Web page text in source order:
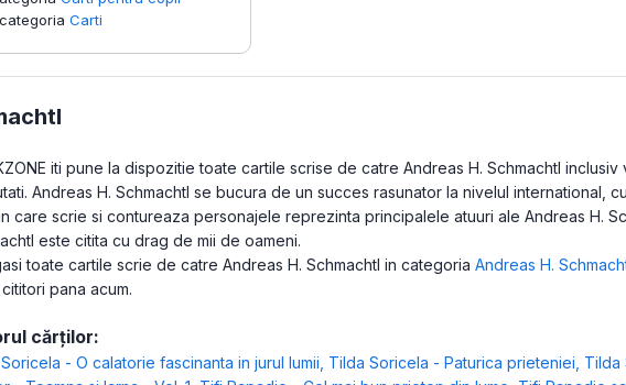
Carti
iti pune la dispozitie toate cartile scrise de catre Andreas H. Schmachtl
Andreas H. Schmachtl se bucura de un succes rasunator la nivelul
care scrie si contureaza personajele reprezinta principalele atuuri ale Andreas H.
este citita cu drag de mii de oameni.
toate cartile scrie de catre Andreas H. Schmachtl in categoria Andreas H.
pana acum.
cărților:
- O calatorie fascinanta in jurul lumii Tilda Soricela - Paturica prieteniei Tilda